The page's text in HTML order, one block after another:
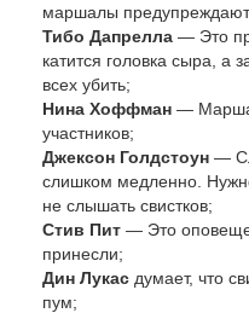
маршалы предупреждают
Тибо Дапрелла — Это
катится головка сыра, а
всех убить;
Нина Хоффман —
участников;
Джексон Голдстоун —
слишком медленно.
не слышать свистков;
Стив Пит — Это
принесли;
Дин Лукас думает, что
пум;